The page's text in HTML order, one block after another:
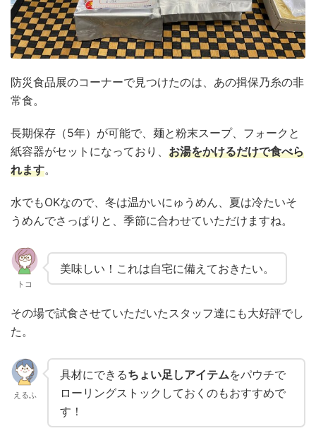
防災食品展のコーナーで見つけたのは、あの揖保乃糸の非
常食。
長期保存（5年）が可能で、麺と粉末スープ、フォークと
紙容器がセットになっており、 お湯をかけるだけで食べら
れます。
水でもOKなので、冬は温かいにゅうめん、夏は冷たいそ
うめんでさっぱりと、季節に合わせていただけますね。
トコ
美味しい！これは自宅に備えておきたい。
その場で試食させていただいたスタッフ達にも大好評でし
た。
えるふ
具材にできるちょい足しアイテムをパウチで
ローリングストックしておくのもおすすめで
す！